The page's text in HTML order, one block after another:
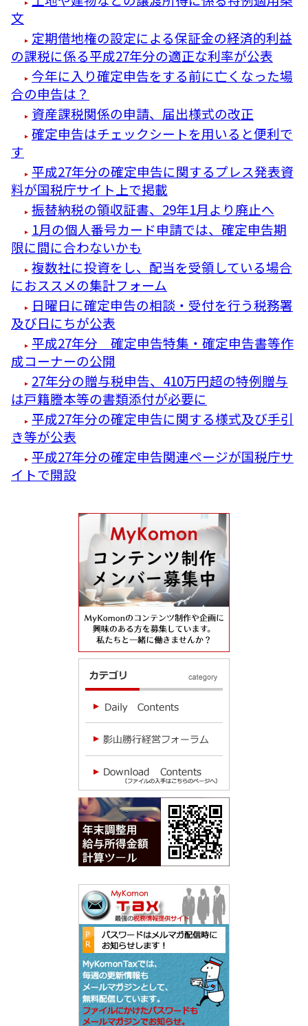
文
定期借地権の設定による保証金の経済的利益
の課税に係る平成27年分の適正な利率が公表
今年に入り確定申告をする前に亡くなった場
合の申告は？
資産課税関係の申請、届出様式の改正
確定申告はチェックシートを用いると便利で
す
平成27年分の確定申告に関するプレス発表資
料が国税庁サイト上で掲載
振替納税の領収証書、29年1月より廃止へ
1月の個人番号カード申請では、確定申告期
限に間に合わないかも
複数社に投資をし、配当を受領している場合
におススメの集計フォーム
日曜日に確定申告の相談・受付を行う税務署
及び日にちが公表
平成27年分 確定申告特集・確定申告書等作
成コーナーの公開
27年分の贈与税申告、410万円超の特例贈与
は戸籍謄本等の書類添付が必要に
平成27年分の確定申告に関する様式及び手引
き等が公表
平成27年分の確定申告関連ページが国税庁サ
イトで開設